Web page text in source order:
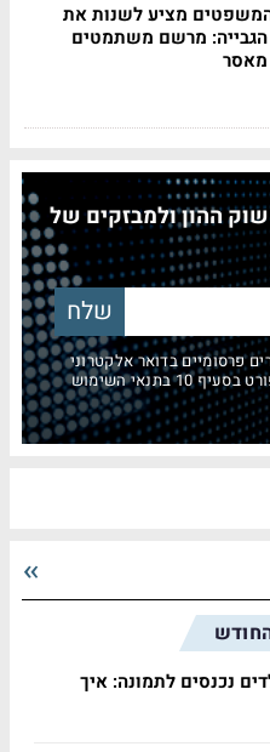
מציע לשנות את
מרשם משתמטים
ההון ולמבזקים של
פרסומיים בדואר אלקטרוני
בתנאי השימוש
נכנסים לתמונה: איך